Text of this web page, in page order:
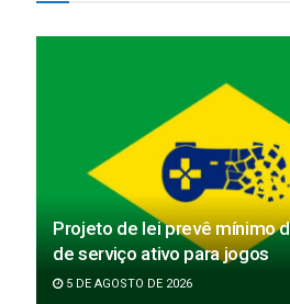
Projeto de lei prevê mínimo
de serviço ativo para jogos
5 DE AGOSTO DE 2026